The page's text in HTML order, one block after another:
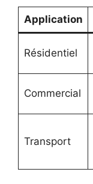
Application
Résidentiel
Commercial
Transport